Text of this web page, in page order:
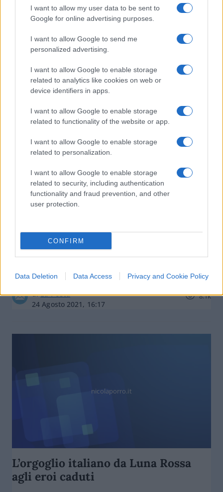
I want to allow my user data to be sent to
Google for online advertising purposes.
I want to allow Google to send me
personalized advertising.
I want to allow Google to enable storage
related to analytics like cookies on web or
device identifiers in apps.
I want to allow Google to enable storage
related to functionality of the website or app.
I want to allow Google to enable storage
related to personalization.
I want to allow Google to enable storage
related to security, including authentication
functionality and fraud prevention, and other
user protection.
CONFIRM
Data Deletion Data Access Privacy and Cookie Policy
Vax contro no vax, gli italiani si
sono sempre odiati
diRino Cammilleri
18 Dicembre 2021, 19:16
nicolaporro.it
Caro Porro, ecco l’odissea di noi
diLa Posta
24 Agosto 2021, 16:17
8.1k
nicolaporro.it
L’orgoglio italiano da Luna Rossa
agli eroi caduti